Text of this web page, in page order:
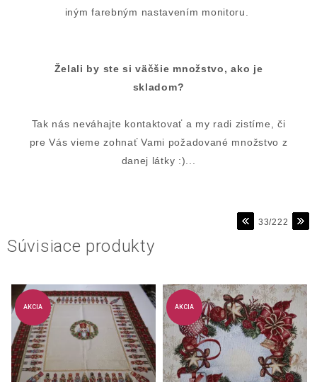
iným farebným nastavením monitoru.
Želali by ste si väčšie množstvo, ako je
skladom?
Tak nás neváhajte kontaktovať a my radi zistíme, či
pre Vás vieme zohnať Vami požadované množstvo z
danej látky :)...
33/222
Súvisiace produkty
AKCIA AKCIA